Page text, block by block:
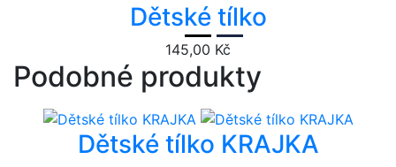
Dětské tílko
145,00 Kč
Podobné produkty
Dětské tílko KRAJKA